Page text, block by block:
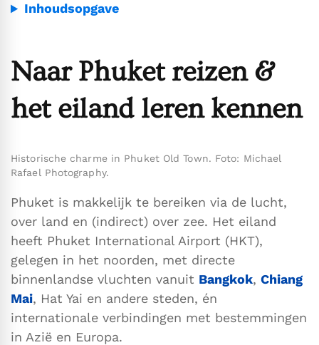
Inhoudsopgave
Naar Phuket reizen &
het eiland leren kennen
Historische charme in Phuket Old Town. Foto: Michael
Rafael Photography.
Phuket is makkelijk te bereiken via de lucht,
over land en (indirect) over zee. Het eiland
heeft Phuket International Airport (HKT),
gelegen in het noorden, met directe
binnenlandse vluchten vanuit Bangkok, Chiang
Mai, Hat Yai en andere steden, én
internationale verbindingen met bestemmingen
in Azië en Europa.